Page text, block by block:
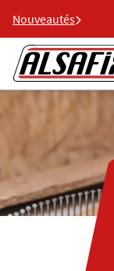
Nouveautés
ALSAFIX